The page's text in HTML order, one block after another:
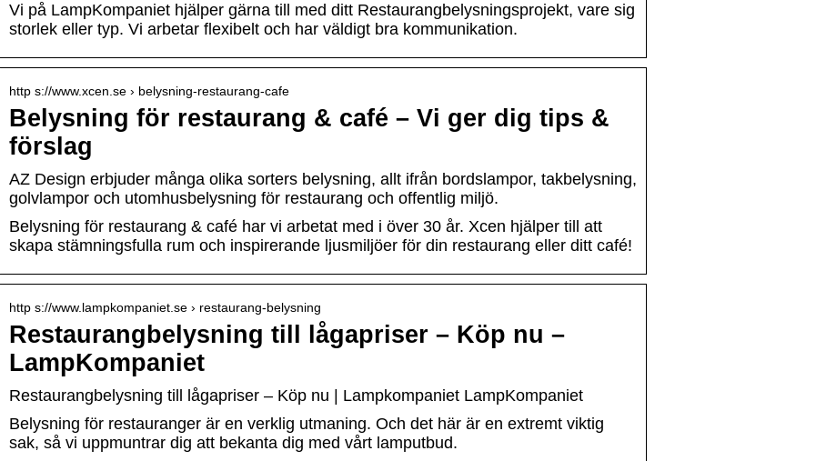
Vi på LampKompaniet hjälper gärna till med ditt Restaurangbelysningsprojekt, vare sig
storlek eller typ. Vi arbetar flexibelt och har väldigt bra kommunikation.
http s://www.xcen.se › belysning-restaurang-cafe
Belysning för restaurang & café – Vi ger dig tips &
förslag
AZ Design erbjuder många olika sorters belysning, allt ifrån bordslampor, takbelysning,
golvlampor och utomhusbelysning för restaurang och offentlig miljö.
Belysning för restaurang & café har vi arbetat med i över 30 år. Xcen hjälper till att
skapa stämningsfulla rum och inspirerande ljusmiljöer för din restaurang eller ditt café!
http s://www.lampkompaniet.se › restaurang-belysning
Restaurangbelysning till lågapriser – Köp nu –
LampKompaniet
Restaurangbelysning till lågapriser – Köp nu | Lampkompaniet LampKompaniet
Belysning för restauranger är en verklig utmaning. Och det här är en extremt viktig
sak, så vi uppmuntrar dig att bekanta dig med vårt lamputbud.